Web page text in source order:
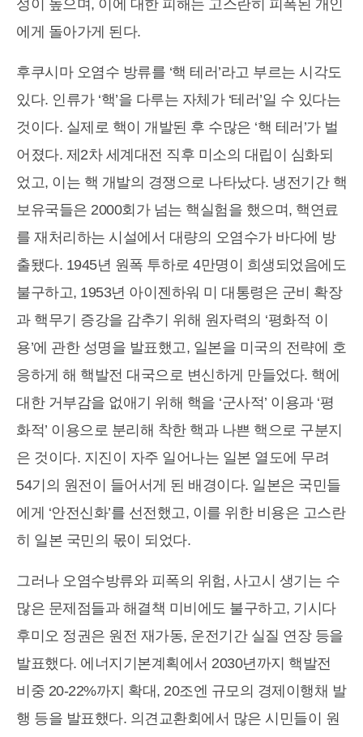
성이 높으며, 이에 대한 피해는 고스란히 피폭된 개인
에게 돌아가게 된다.
후쿠시마 오염수 방류를 ‘핵 테러’라고 부르는 시각도
있다. 인류가 ‘핵’을 다루는 자체가 ‘테러’일 수 있다는
것이다. 실제로 핵이 개발된 후 수많은 ‘핵 테러’가 벌
어졌다. 제2차 세계대전 직후 미소의 대립이 심화되
었고, 이는 핵 개발의 경쟁으로 나타났다. 냉전기간 핵
보유국들은 2000회가 넘는 핵실험을 했으며, 핵연료
를 재처리하는 시설에서 대량의 오염수가 바다에 방
출됐다. 1945년 원폭 투하로 4만명이 희생되었음에도
불구하고, 1953년 아이젠하워 미 대통령은 군비 확장
과 핵무기 증강을 감추기 위해 원자력의 ‘평화적 이
용’에 관한 성명을 발표했고, 일본을 미국의 전략에 호
응하게 해 핵발전 대국으로 변신하게 만들었다. 핵에
대한 거부감을 없애기 위해 핵을 ‘군사적’ 이용과 ‘평
화적’ 이용으로 분리해 착한 핵과 나쁜 핵으로 구분지
은 것이다. 지진이 자주 일어나는 일본 열도에 무려
54기의 원전이 들어서게 된 배경이다. 일본은 국민들
에게 ‘안전신화’를 선전했고, 이를 위한 비용은 고스란
히 일본 국민의 몫이 되었다.
그러나 오염수방류와 피폭의 위험, 사고시 생기는 수
많은 문제점들과 해결책 미비에도 불구하고, 기시다
후미오 정권은 원전 재가동, 운전기간 실질 연장 등을
발표했다. 에너지기본계획에서 2030년까지 핵발전
비중 20-22%까지 확대, 20조엔 규모의 경제이행채 발
행 등을 발표했다. 의견교환회에서 많은 시민들이 원